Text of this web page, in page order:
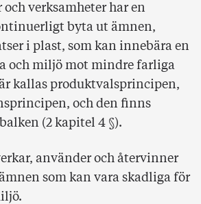
verksamheter har en
byta ut ämnen,
i plast, som kan innebära en
och miljö mot mindre farliga
kallas produktvalsprincipen,
och den finns
(2 kapitel 4 §).
använder och återvinner
som kan vara skadliga för